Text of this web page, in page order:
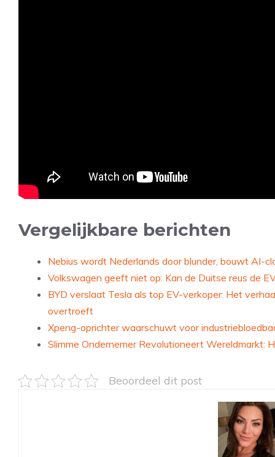
Vergelijkbare berichten
Nebius wordt Nederlands door blunder, bouwt AI-
Volkswagen geeft niet op: Kan de Duitse reus de
BYD verslaat Tesla als top EV-verkoper: Het
overtroeft
Xpeng-oprichter waarschuwt voor
Slimme Ondernemer Revolutioneert Wereldmarkt:
Beoordeel dit post